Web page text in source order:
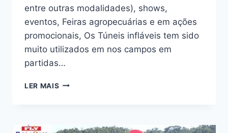
entre outras modalidades), shows,
eventos, Feiras agropecuárias e em ações
promocionais, Os Túneis infláveis tem sido
muito utilizados em nos campos em
partidas…
LER MAIS TÚNEIS